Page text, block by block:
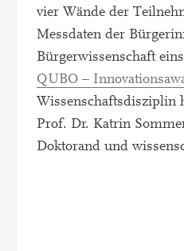
vier Wände der
Messdaten der
Bürgerwissenschaft
QUBO –
Wissenschaftsdisziplin
Prof. Dr. Katrin
Doktorand und